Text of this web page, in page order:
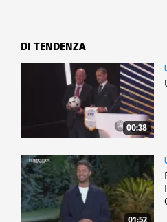
DI TENDENZA
00:38